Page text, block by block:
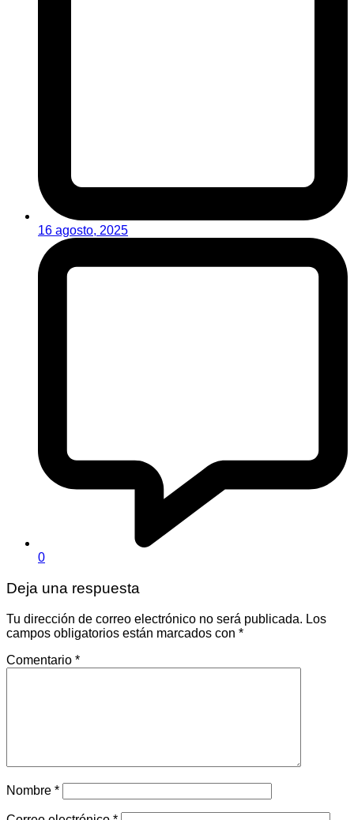
16 agosto, 2025
0
Deja una respuesta
Tu dirección de correo electrónico no será publicada. Los
campos obligatorios están marcados con *
Comentario *
Nombre *